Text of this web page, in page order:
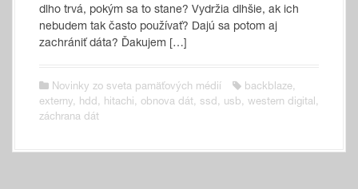
dlho trvá, pokým sa to stane? Vydržia dlhšie, ak ich
nebudem tak často používať? Dajú sa potom aj
zachrániť dáta? Ďakujem […]
Novinky zo sveta pamäťových médií backblaze,
externy, hdd, hitachi, obnova dát, ssd, usb, western digital,
záchrana dát